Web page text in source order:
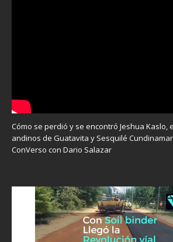
Cómo se perdió y se encontró Jeshua Kaslo,
andinos de Guatavita y Sesquilé
ConVerso con Dario Salazar